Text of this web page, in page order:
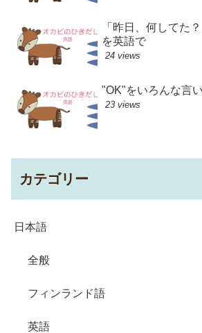
「昨日、何してた
を英語で
24 views
"OK"をいろんな言
23 views
カテゴリー
日本語
全般
フィンランド語
英語